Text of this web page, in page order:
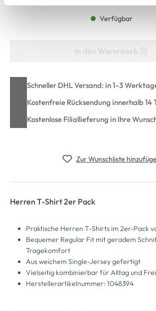
Cookie-Hinweisbzw. der
Verfügbar
In den Warenkorb
Schneller DHL Versand: in 1–3
Kostenfreie Rücksendung innerhalb 14
Kostenlose Filiallieferung in Ihre
Zur Wunschliste
Herren T-Shirt 2er Pack
Praktische Herren T-Shirts im 2er-Pack
Bequemer Regular Fit mit geradem
Tragekomfort
Aus weichem Single-Jersey gefertigt
Vielseitig kombinierbar für Alltag und
Herstellerartikelnummer: 1048394